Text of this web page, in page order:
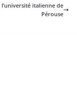
italienne de
Pérouse